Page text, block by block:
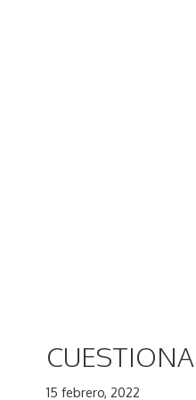
15 febrero, 2022